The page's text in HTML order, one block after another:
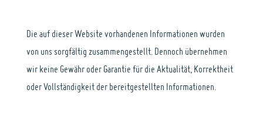
Die auf dieser Website vorhandenen Informationen wurden
von uns sorgfältig zusammengestellt. Dennoch übernehmen
wir keine Gewähr oder Garantie für die Aktualität, Korrektheit
oder Vollständigkeit der bereitgestellten Informationen.